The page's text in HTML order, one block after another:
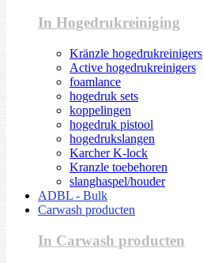
In Hogedrukreiniging
Kränzle hogedrukreinigers
Active hogedrukreinigers
foamlance
hogedruk sets
koppelingen
hogedruk pistool
hogedrukslangen
Karcher K-lock
Kranzle toebehoren
slanghaspel/houder
ADBL - Bulk
Carwash producten
In Carwash producten